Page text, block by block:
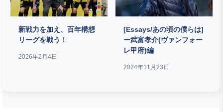
新戦力を加え、百年構想
リーグを戦う！
2026年2月4日
[Essays/あの頃の僕らは]
ー武富孝介(ヴァンフォー
レ甲府)編
2024年11月23日